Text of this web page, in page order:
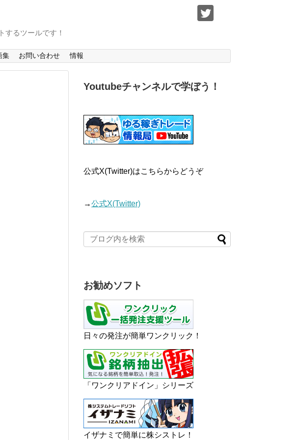
するツールです！
集 お問い合わせ 情報
Youtubeチャンネルで学ぼう！
公式X(Twitter)はこちらからどうぞ
→公式X(Twitter)
お勧めソフト
日々の発注が簡単ワンクリック！
「ワンクリアドイン」シリーズ
イザナミで簡単に株シストレ！